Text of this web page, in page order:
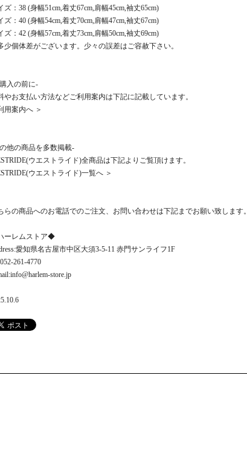
ズ：38 (身幅51cm,着丈67cm,肩幅45cm,袖丈65cm)
ズ：40 (身幅54cm,着丈70cm,肩幅47cm,袖丈67cm)
ズ：42 (身幅57cm,着丈73cm,肩幅50cm,袖丈69cm)
少個体差がございます。少々の誤差はご容赦下さい。
入の前に-
やお支払い方法などご利用案内は下記に記載しています。
用案内へ ＞
他の商品を多数掲載-
ウエストライド)全商品は下記よりご覧頂けます。
ウエストライド)一覧へ ＞
らの商品へのお電話でのご注文、お問い合わせは下記までお願い致します。
ーレムストア◆
愛知県名古屋市中区大須3-5-11 赤門サンライフ1F
261-4770
store.jp